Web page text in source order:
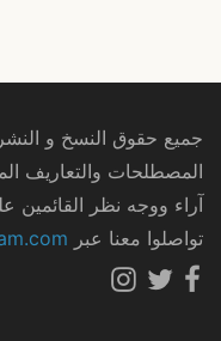
جميع حقوق النسخ و النشر
المصطلحات والتعاريف
آراء ووجه نظر القائمين
تواصلوا معنا عبر